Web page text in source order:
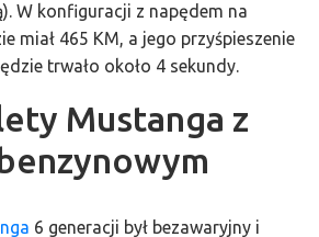
W konfiguracji z napędem na
miał 465 KM, a jego przyśpieszenie
trwało około 4 sekundy.
Mustanga z
6 generacji był bezawaryjny i